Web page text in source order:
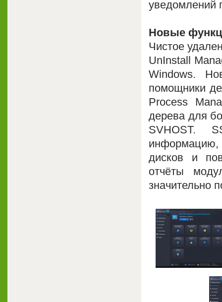
уведомлений
Новые
Чистое
UnInstall
Windows.
помощники
Process
дерева для
SVHOST.
информацию,
дисков и
отчёты
значительно